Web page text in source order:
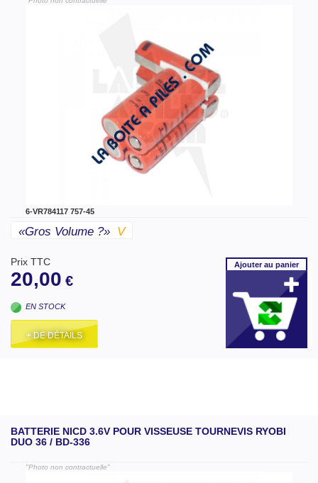
6-VR784117 757-45
«gros Volume ?» V
Prix TTC
20,00 €
EN STOCK
+ DE DÉTAILS
Ajouterau panier
BATTERIE NICD 3.6V POUR VISSEUSE TOURNEVIS RYOBI
DUO 36 / BD-336
"Photo non contractuelle"